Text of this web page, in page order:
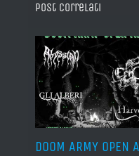
Post correlati
DOOM ARMY OPEN